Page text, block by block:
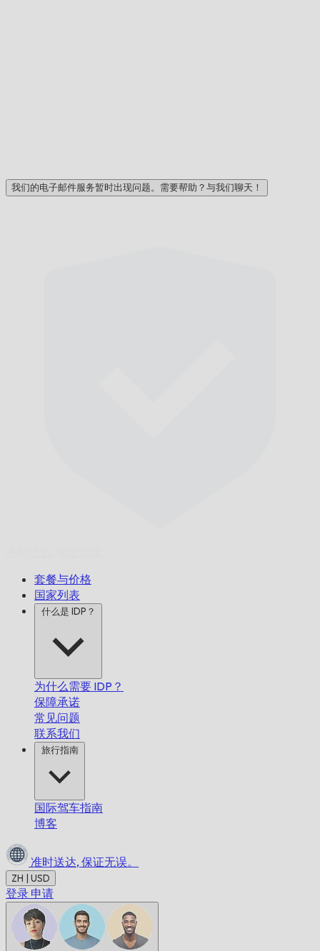
我们的电子邮件服务暂时出现问题。需要帮助？与我们聊天！
套餐与价格
国家列表
什么是 IDP？
为什么需要 IDP？
保障承诺
常见问题
联系我们
旅行指南
国际驾车指南
博客
准时送达, 保证无误。
ZH | USD
登录 申请